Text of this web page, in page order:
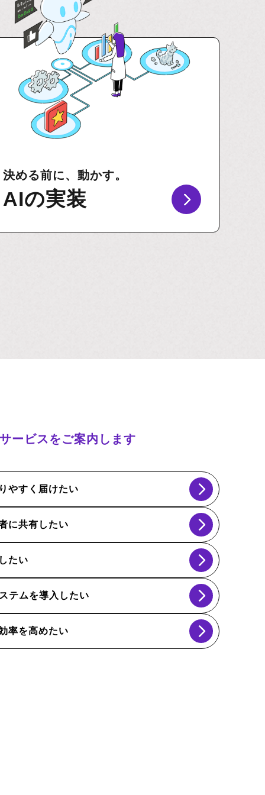
決める前に、動かす。
AIの実装
ービスをご案内します
やすく届けたい
に共有したい
たい
テムを導入したい
率を高めたい